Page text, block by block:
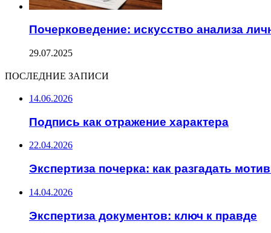
Почерковедение: искусство анализа
29.07.2025
ПОСЛЕДНИЕ ЗАПИСИ
14.06.2026
Подпись как отражение характера
22.04.2026
Экспертиза почерка: как разгадать
14.04.2026
Экспертиза документов: ключ к правде